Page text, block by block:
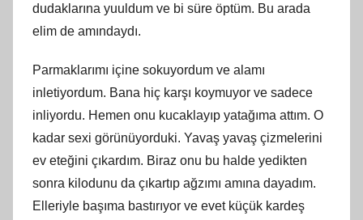
dudaklarına yuuldum ve bi süre öptüm. Bu arada
elim de amındaydı.
Parmaklarımı içine sokuyordum ve alamı
inletiyordum. Bana hiç karşı koymuyor ve sadece
inliyordu. Hemen onu kucaklayıp yatağıma attım. O
kadar sexi görünüyorduki. Yavaş yavaş çizmelerini
ev eteğini çıkardım. Biraz onu bu halde yedikten
sonra kilodunu da çıkartıp ağzımı amına dayadım.
Elleriyle başıma bastırıyor ve evet küçük kardeş